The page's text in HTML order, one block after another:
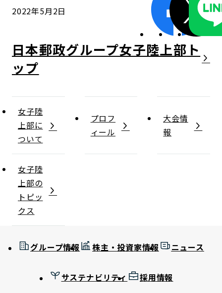
ESGデータ集
2022年5月2日
日本郵政グループ女子陸上部
女子陸
上部に
ついて
プロフ
ィール
大会情
報
女子陸
上部の
トピッ
クス
グループ情報 株主・投資家情報 ニュース
サステナビリティ 採用情報